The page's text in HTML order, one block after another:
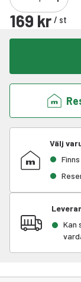
169 kr / st
Välj
Kan